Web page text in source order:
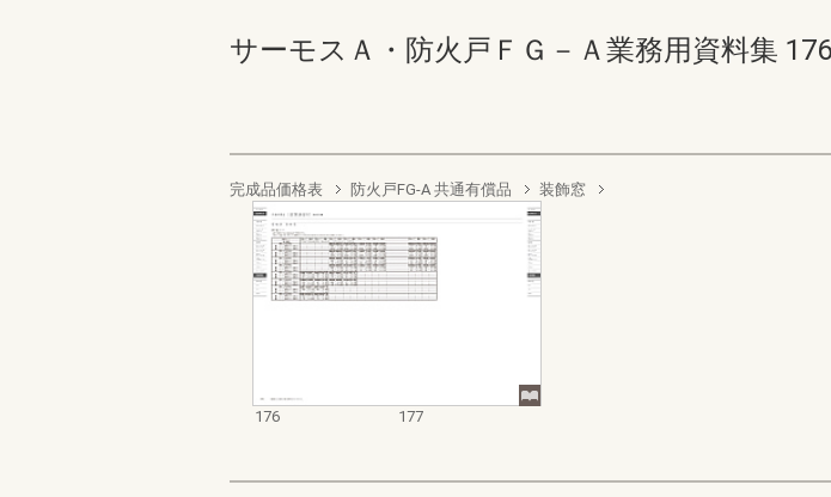
サーモスＡ・防火戸ＦＧ－Ａ業務用資料集
完成品価格表 防火戸FG-A 共通有償品 装飾窓
176 177